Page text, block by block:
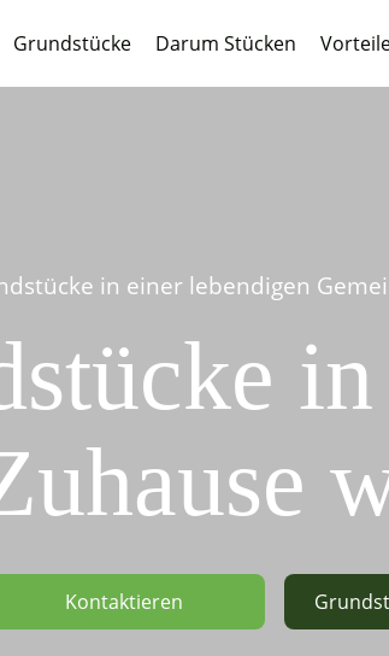
Grundstücke Darum Stücken
in einer lebendigen
Kontaktieren